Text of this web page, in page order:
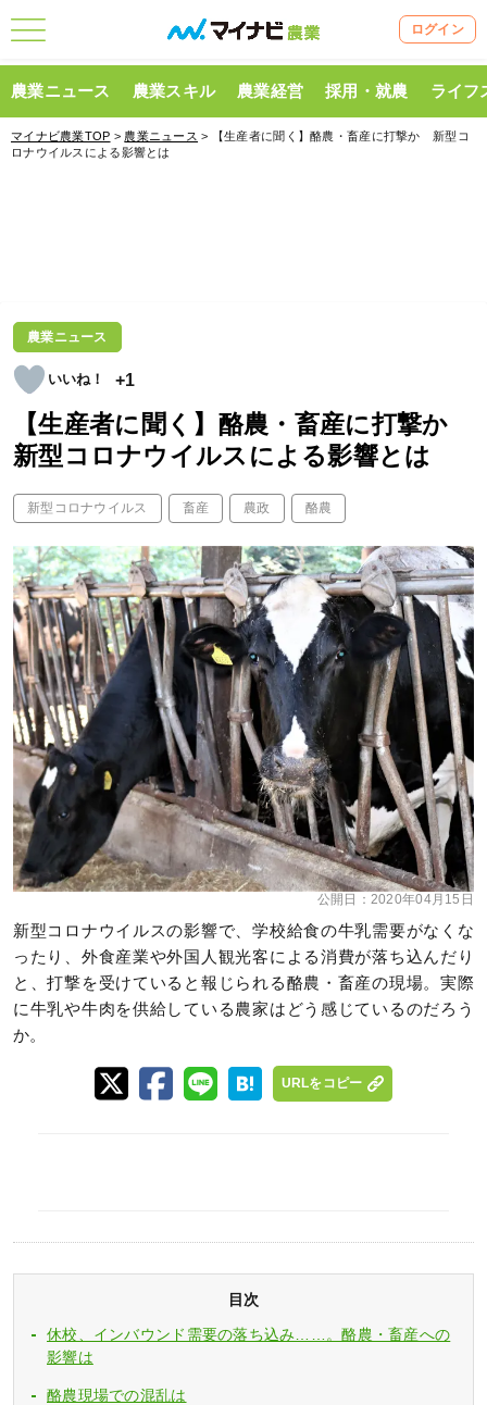
ログイン
農業ニュース 農業スキル 農業経営 採用・就農 ライフ
マイナビ農業TOP > 農業ニュース > 【生産者に聞く】酪農・畜産に打撃か 新型コ
ロナウイルスによる影響とは
農業ニュース
+1
【生産者に聞く】酪農・畜産に打撃か
新型コロナウイルスによる影響とは
新型コロナウイルス 畜産 農政 酪農
公開日： 2020年04月15日
新型コロナウイルスの影響で、学校給食の牛乳需要がなくな
ったり、外食産業や外国人観光客による消費が落ち込んだり
と、打撃を受けていると報じられる酪農・畜産の現場。実際
に牛乳や牛肉を供給している農家はどう感じているのだろう
か。
URLをコピー
目次
休校、インバウンド需要の落ち込み……。酪農・畜産への
影響は
酪農現場での混乱は